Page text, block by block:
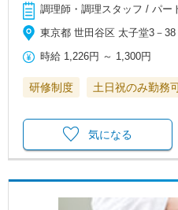
調理師・調理スタッフ / パー
東京都 世田谷区 太子堂3－38
時給 1,226円 ～ 1,300円
研修制度 土日祝のみ勤務
気になる